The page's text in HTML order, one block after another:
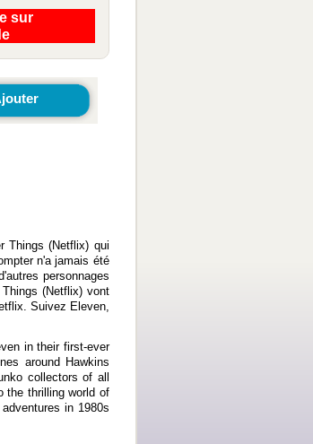
sur
Things (Netflix) qui
n'a jamais été
personnages
(Netflix) vont
Suivez Eleven,
in their first-ever
around Hawkins
collectors of all
the thrilling world of
in 1980s